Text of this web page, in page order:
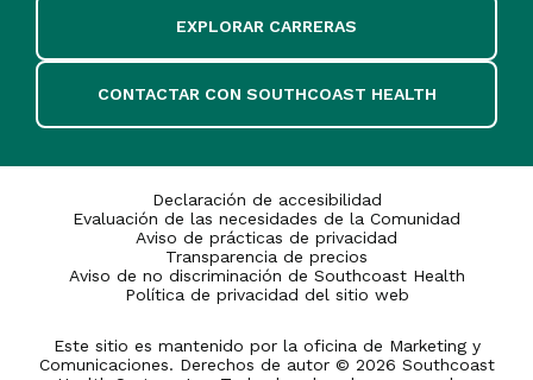
EXPLORAR CARRERAS
CONTACTAR CON SOUTHCOAST HEALTH
Declaración de accesibilidad
Evaluación de las necesidades de la Comunidad
Aviso de prácticas de privacidad
Transparencia de precios
Aviso de no discriminación de Southcoast Health
Política de privacidad del sitio web
Este sitio es mantenido por la oficina de Marketing y
Comunicaciones. Derechos de autor © 2026 Southcoast